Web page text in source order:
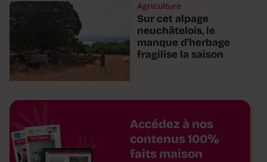
Agriculture
Sur cet alpage
neuchâtelois, le
manque d'herbage
fragilise la saison
Accédez à nos
contenus 100%
faits maison